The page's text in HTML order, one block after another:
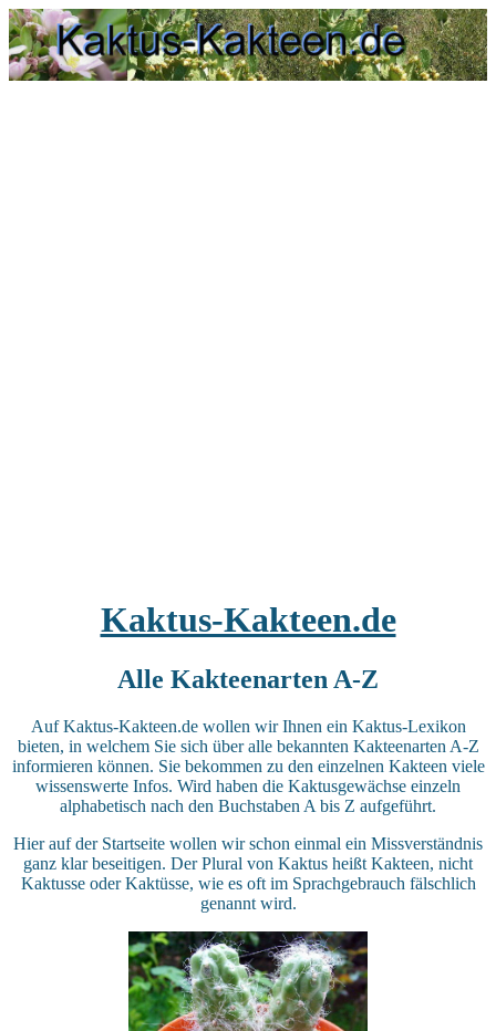
Kaktus-Kakteen.de
Alle Kakteenarten A-Z
Auf Kaktus-Kakteen.de wollen wir Ihnen ein Kaktus-Lexikon
bieten, in welchem Sie sich über alle bekannten Kakteenarten A-Z
informieren können. Sie bekommen zu den einzelnen Kakteen viele
wissenswerte Infos. Wird haben die Kaktusgewächse einzeln
alphabetisch nach den Buchstaben A bis Z aufgeführt.
Hier auf der Startseite wollen wir schon einmal ein Missverständnis
ganz klar beseitigen. Der Plural von Kaktus heißt Kakteen, nicht
Kaktusse oder Kaktüsse, wie es oft im Sprachgebrauch fälschlich
genannt wird.